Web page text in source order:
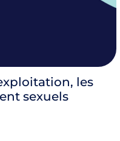
les
sexuels